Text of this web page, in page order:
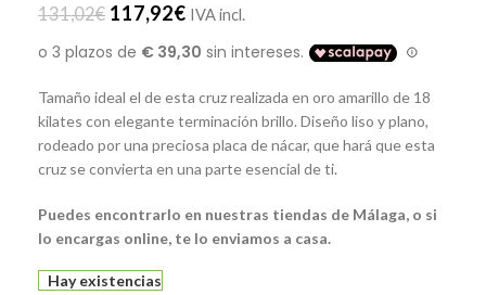
131,02€ 117,92€ IVA incl.
Tamaño ideal el de esta cruz realizada en oro amarillo de 18
kilates con elegante terminación brillo. Diseño liso y plano,
rodeado por una preciosa placa de nácar, que hará que esta
cruz se convierta en una parte esencial de ti.
Puedes encontrarlo en nuestras tiendas de Málaga, o si
lo encargas online, te lo enviamos a casa.
Hay existencias